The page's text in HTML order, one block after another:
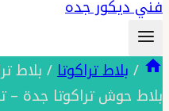
/ بلاط تراكوتا/
بلاط حوش تراكوتا جدة –